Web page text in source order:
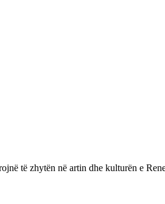
të zhytën në artin dhe kulturën e